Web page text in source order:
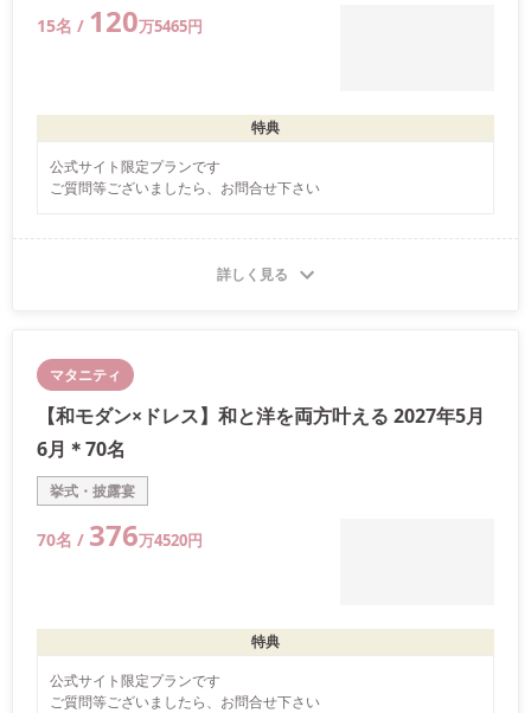
15名 / 120万5465円
特典
公式サイト限定プランです
ご質問等ございましたら、お問合せ下さい
詳しく見る
マタニティ
【和モダン×ドレス】和と洋を両方叶える 2027年5月
6月＊70名
挙式・披露宴
70名 / 376万4520円
特典
公式サイト限定プランです
ご質問等ございましたら、お問合せ下さい